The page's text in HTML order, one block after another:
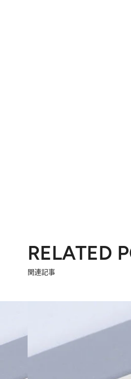
RELATED
関連記事